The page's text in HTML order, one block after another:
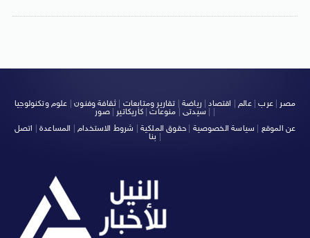
مصر |عرب|عالم| اقتصاد| رياضة تقارير ومتابعات ثقافة وفنون| علوم وتكنولوجيا
سيدتى| منوعات|كاريكاتير |صور
عن الموقع
سياسة الخصوصية حقوق الملكية شروط الاستخدام المساعدة
اتصل
بنا